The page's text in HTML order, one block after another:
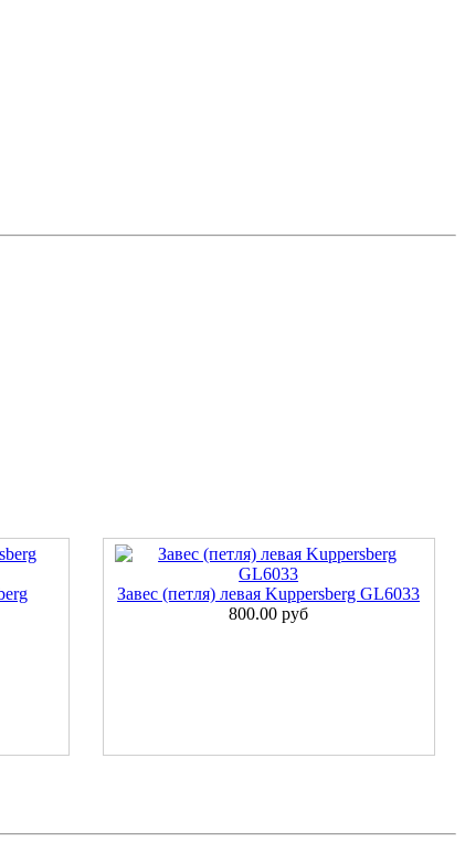
Завес (петля) левая Kuppersberg GL6033
800.00 руб